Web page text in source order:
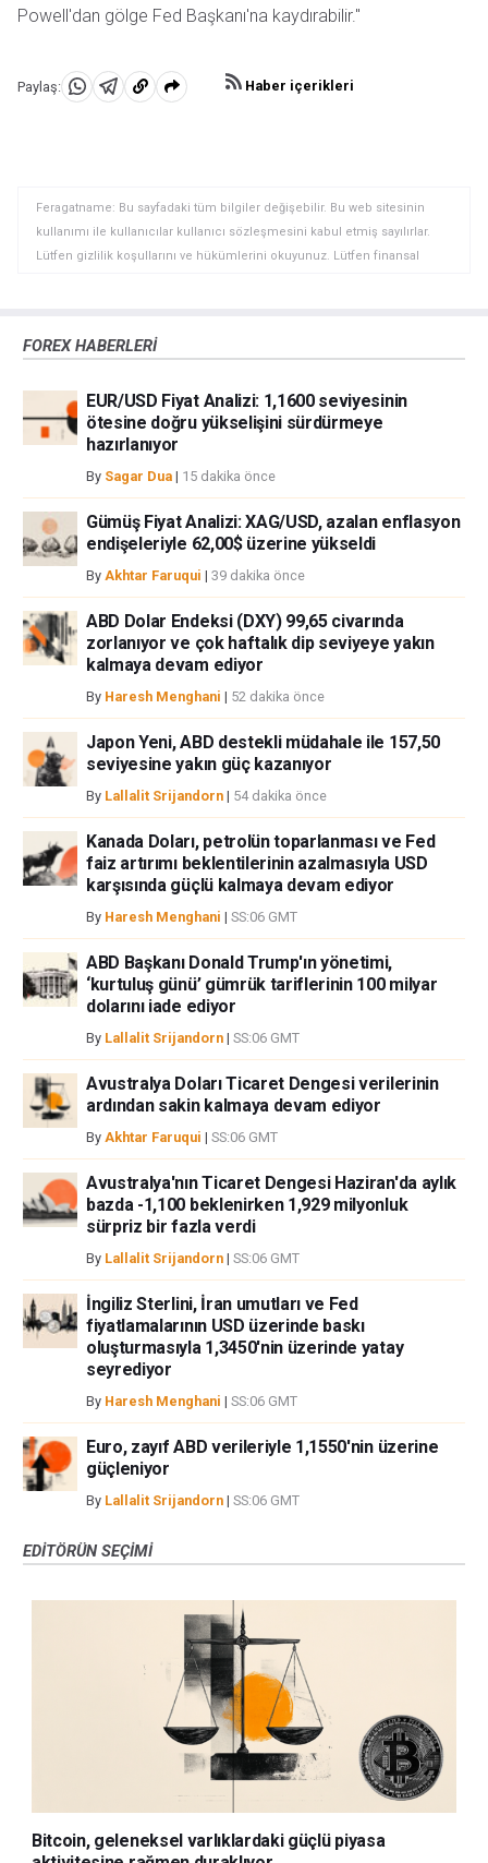
Powell'dan gölge Fed Başkanı'na kaydırabilir."
Paylaş:
WhatsApp'da
Telegram'da
Panoya
Haber içerikleri
Feragatname: Bu sayfadaki tüm bilgiler değişebilir. Bu web sitesinin
kullanımı ile kullanıcılar kullanıcı sözleşmesini kabul etmiş sayılırlar.
Lütfen gizlilik koşullarını ve hükümlerini okuyunuz. Lütfen finansal
bir alan olmayabilir. Diğer finansal araçlar içinden döviz ticaretini tercih
iştahınızı dikkatlice gözden geçiriniz. FXStreet’de ifade edilen görüşler
bireysel yazarlara aittir, fxstreet.com veya yönetimin görüşlerini ifade
etmemektedir. Bilgilerde hatalar yada eksikler bulunabilir. FXStreet
bağımsız yazarların görüşlerini doğrulamak zorunda değildir.
FXStreet’de verilen herhangi bir görüş, haber, araştırma, analiz, fiyatlar
veya fxstreet.comtarafından bu sitede yayınlanan bilgiler çalışanlar,
ortaklar yada katkıda bulunanlar tarafından genel piyasa yorumu olarak
verilmiştir ve yatırım danışmanlığı teşkil etmemektedir. FXStreet bu tür
çıkabilecek herhangi bir kar kaybı herhangi bir sınırlama olmaksızın
herhangi bir kayıp ya da hasar için sorumluluk kabul etmemektedir.
FOREX HABERLERİ
EUR/USD Fiyat Analizi: 1,1600 seviyesinin
ötesine doğru yükselişini sürdürmeye
hazırlanıyor
By Sagar Dua | 15 dakika önce
Gümüş Fiyat Analizi: XAG/USD, azalan enflasyon
endişeleriyle 62,00$ üzerine yükseldi
By Akhtar Faruqui | 39 dakika önce
ABD Dolar Endeksi (DXY) 99,65 civarında
zorlanıyor ve çok haftalık dip seviyeye yakın
kalmaya devam ediyor
By Haresh Menghani | 52 dakika önce
Japon Yeni, ABD destekli müdahale ile 157,50
seviyesine yakın güç kazanıyor
By Lallalit Srijandorn | 54 dakika önce
Kanada Doları, petrolün toparlanması ve Fed
faiz artırımı beklentilerinin azalmasıyla USD
karşısında güçlü kalmaya devam ediyor
By Haresh Menghani | SS:06 GMT
ABD Başkanı Donald Trump'ın yönetimi,
‘kurtuluş günü’ gümrük tariflerinin 100 milyar
dolarını iade ediyor
By Lallalit Srijandorn | SS:06 GMT
Avustralya Doları Ticaret Dengesi verilerinin
ardından sakin kalmaya devam ediyor
By Akhtar Faruqui | SS:06 GMT
Avustralya'nın Ticaret Dengesi Haziran'da aylık
bazda -1,100 beklenirken 1,929 milyonluk
sürpriz bir fazla verdi
By Lallalit Srijandorn | SS:06 GMT
İngiliz Sterlini, İran umutları ve Fed
fiyatlamalarının USD üzerinde baskı
oluşturmasıyla 1,3450'nin üzerinde yatay
seyrediyor
By Haresh Menghani | SS:06 GMT
Euro, zayıf ABD verileriyle 1,1550'nin üzerine
güçleniyor
By Lallalit Srijandorn | SS:06 GMT
EDITÖRÜN SEÇIMI
Bitcoin, geleneksel varlıklardaki güçlü piyasa